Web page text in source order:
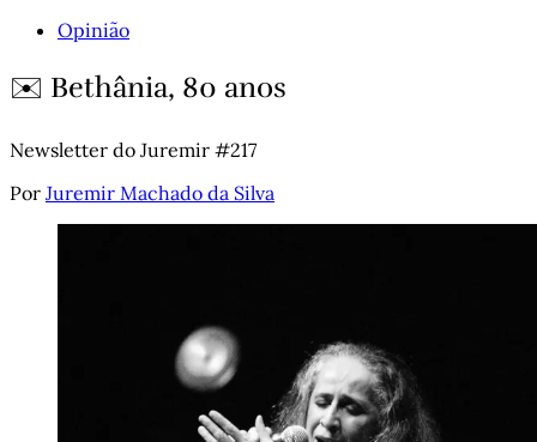
Opinião
✉️ Bethânia, 80 anos
Newsletter do Juremir #217
Por Juremir Machado da Silva